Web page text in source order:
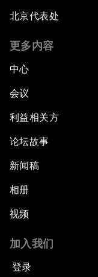
北京代表处
更多内容
中心
会议
利益相关方
论坛故事
新闻稿
相册
视频
加入我们
登录